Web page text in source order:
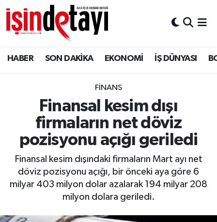
HABER SON DAKİKA EKONOMİ İŞ DÜNYASI
FİNANS
Finansal kesim dışı
firmaların net döviz
pozisyonu açığı geriledi
Finansal kesim dışındaki firmaların Mart ayı net
döviz pozisyonu açığı, bir önceki aya göre 6
milyar 403 milyon dolar azalarak 194 milyar 208
milyon dolara geriledi.
DÜNYA
Eğitim
ENERJİ HABERİ
GAYRİMENKUL
HABER
LOJİSTİK
Nöbetçi Eczaneler
Hava Durumu
İstanbul Namaz Vakitleri
Trafik Durumu
Süper Lig Puan Durumu ve Fikstür
Tüm Manşetler
Son Dakika Haberleri